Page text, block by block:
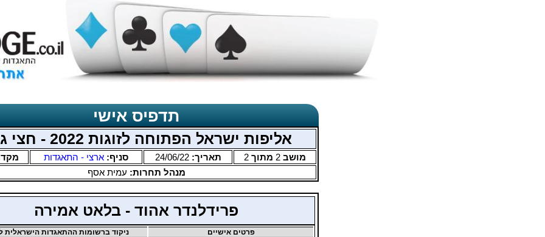
תדפיס אישי
אליפות ישראל הפתוחה לזוגות 2022 - חצי גמר
מושב 2 מתוך 2 תאריך:24/06/22 סניף: ארצי - התאגדות
מנהל תחרות: עמית אסף
פרידלנדר אהוד - בלאט אמירה
פרטים אישיים
ניקוד ברשומות ההתאגדות הישראלית